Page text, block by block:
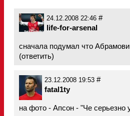
24.12.2008 22:46 #
life-for-arsenal
сначала подумал что
(ответить)
23.12.2008 19:53 #
fatal1ty
на фото - Апсон - "Че серьезно